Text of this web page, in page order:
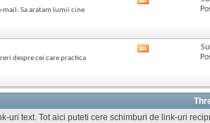
mail. Sa aratam lumii cine
despre cei care practica
acestui
uri text. Tot aici puteti cere schimburi de link-uri